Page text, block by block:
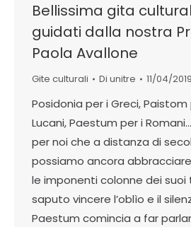
Bellissima gita
guidati dalla nostra
Paola Avallone
Gite culturali Di unitre 11/04/2019
Posidonia per i Greci, Paistom
Lucani, Paestum per i
per noi che a distanza di
possiamo ancora
le imponenti colonne dei suoi
saputo vincere l’oblìo e il
Paestum comincia a far